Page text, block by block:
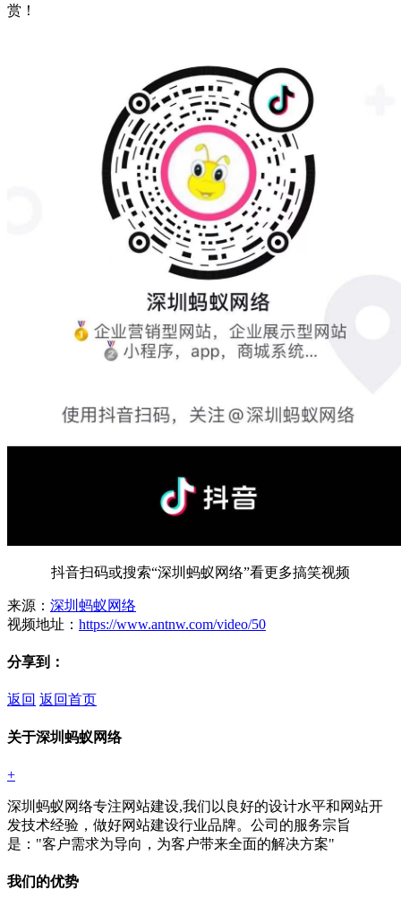
赏！
抖音扫码或搜索“深圳蚂蚁网络”看更多搞笑视频
来源： 深圳蚂蚁网络
视频地址： https://www.antnw.com/video/50
分享到：
返回 返回首页
关于深圳蚂蚁网络
+
深圳蚂蚁网络专注网站建设,我们以良好的设计水平和网站开
发技术经验，做好网站建设行业品牌。公司的服务宗旨
是："客户需求为导向，为客户带来全面的解决方案"
我们的优势